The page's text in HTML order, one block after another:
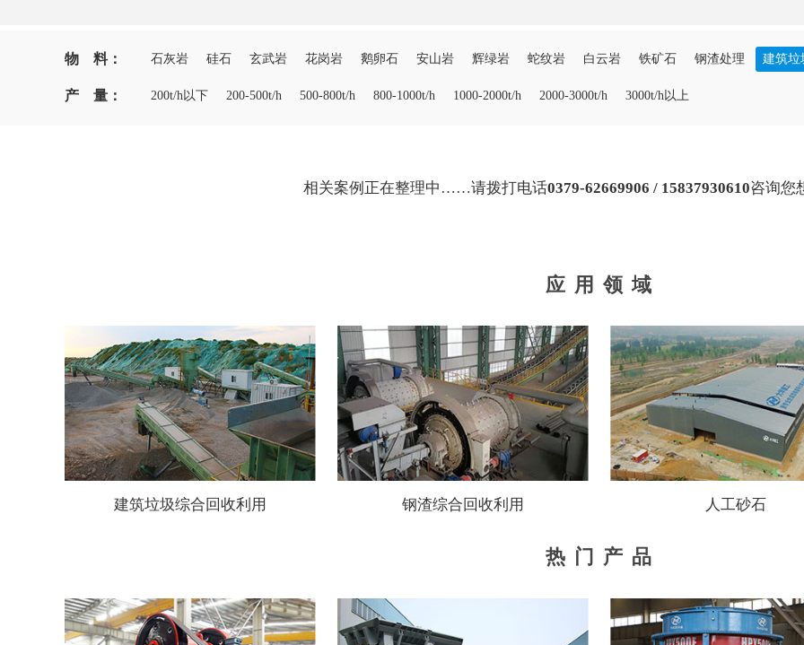
物 料： 石灰岩 硅石 玄武岩 花岗岩 鹅卵石 安山岩 辉绿岩 蛇纹岩 白云岩 铁矿石 钢渣处理 建筑垃
产 量： 200t/h以下 200-500t/h 500-800t/h 800-1000t/h 1000-2000t/h 2000-3000t/h 3000t/h以上
相关案例正在整理中……请拨打电话0379-62669906 / 15837930610咨询您
应用领域
建筑垃圾综合回收利用 钢渣综合回收利用 人工砂石
热门产品